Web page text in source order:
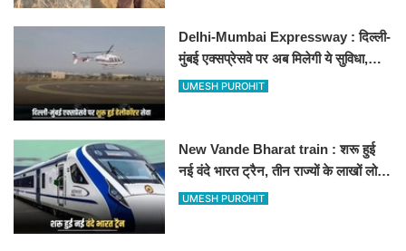
Delhi-Mumbai Expressway : दिल्ली-
मुंबई एक्सप्रेसवे पर अब मिलेगी ये सुविधा,
हेलीकॉप्टर सर्विस से तुरंत घायल पहुंचेगा
UMESH PUROHIT
New Vande Bharat train : शरू हुई
नई वंदे भारत ट्रैन, तीन राज्यों के लाखों लोगों
का सफर होगा आसान, देखें पूरा रूटमैप
UMESH PUROHIT